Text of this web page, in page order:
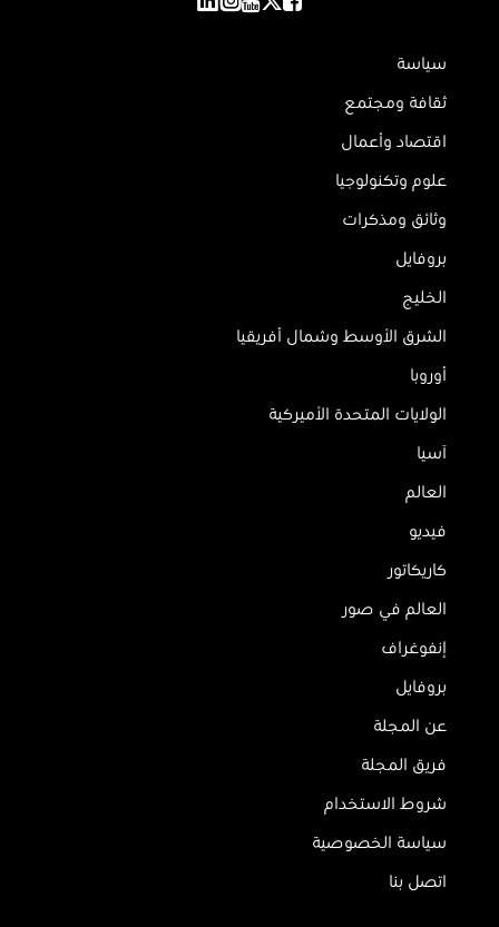
سياسة
ثقافة ومجتمع
اقتصاد وأعمال
علوم وتكنولوجيا
وثائق ومذكرات
بروفايل
الخليج
الشرق الأوسط وشمال أفريقيا
أوروبا
الولايات المتحدة الأميركية
آسيا
العالم
فيديو
كاريكاتور
العالم في صور
إنفوغراف
بروفايل
عن المجلة
فريق المجلة
شروط الاستخدام
سياسة الخصوصية
اتصل بنا